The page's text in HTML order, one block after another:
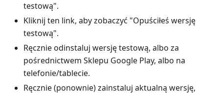
testową".
Kliknij ten link, aby zobaczyć "Opuściłeś wersję
testową".
Ręcznie odinstaluj wersję testową, albo za
pośrednictwem Sklepu Google Play, albo na
telefonie/tablecie.
Ręcznie (ponownie) zainstaluj aktualną wersję,